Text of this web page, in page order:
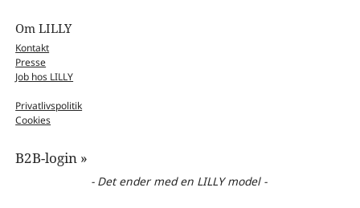
Om LILLY
Kontakt
Presse
Job hos LILLY
Privatlivspolitik
Cookies
B2B-login »
- Det ender med en LILLY model -